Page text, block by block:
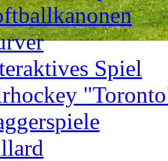
Spiel